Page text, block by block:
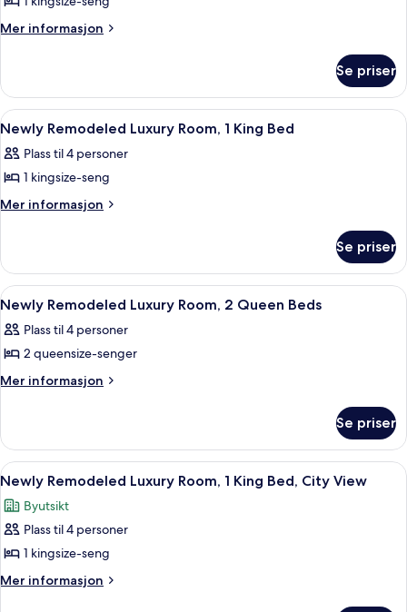
Club
av
Rom
1
kingsize-
seng
Mer informasjon
Mer
–
executive,
1
kingsize-
seng
Se priser
Åpne
alle
bildene
av
Newly
Room,
King
Bed
Sengetøy i egyptisk bomull,
5
Newly Remodeled Luxury Room, 1 King Bed
Plass til 4 personer
1 kingsize-seng
Mer informasjon
Mer
Remodeled
Luxury
Room,
King
Bed
Se priser
Åpne
alle
bildene
av
Newly
Room,
2
Queen
Beds
Sengetøy i egyptisk bomull,
6
Newly Remodeled Luxury Room, 2 Queen Beds
Plass til 4 personer
2 queensize-senger
Mer informasjon
Mer
Remodeled
Luxury
Room,
Queen
Beds
Se priser
Åpne
alle
bildene
av
Newly
Remodeled
Sengetøy i egyptisk bomull,
5
Newly Remodeled Luxury Room, 1 King Bed, City View
Byutsikt
Plass til 4 personer
1 kingsize-seng
Mer informasjon
Mer